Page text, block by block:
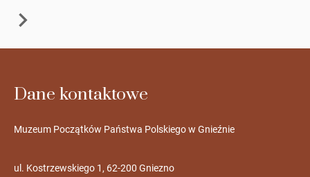
Dane kontaktowe
Muzeum Początków Państwa Polskiego w Gnieźnie
ul. Kostrzewskiego 1, 62-200 Gniezno